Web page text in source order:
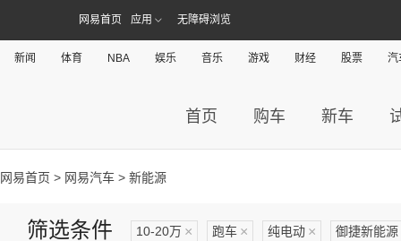
网易首页 应用 无障碍浏览
新闻 体育 NBA 娱乐 音乐 游戏 财经 股票 汽
首页 购车 新车
网易首页 > 网易汽车 > 新能源
筛选条件 10-20万 × 跑车 × 纯电动 × 御捷新能源